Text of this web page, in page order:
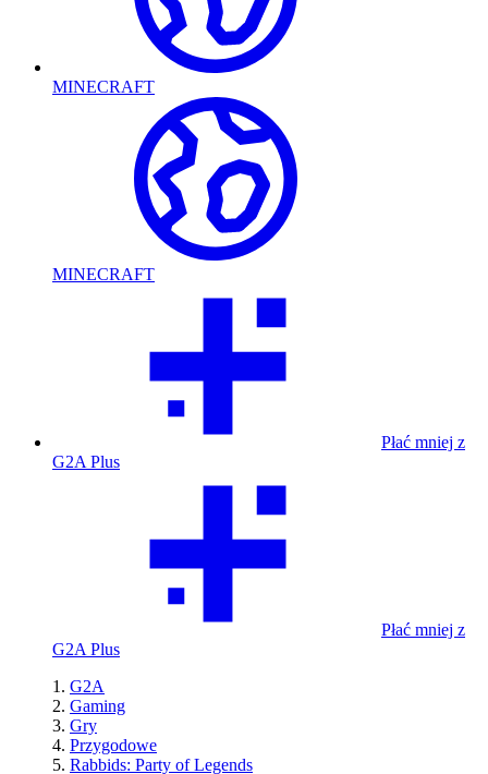
MINECRAFT
MINECRAFT
Płać mniej z
G2A Plus
Płać mniej z
G2A Plus
G2A
Gaming
Gry
Przygodowe
Rabbids: Party of Legends